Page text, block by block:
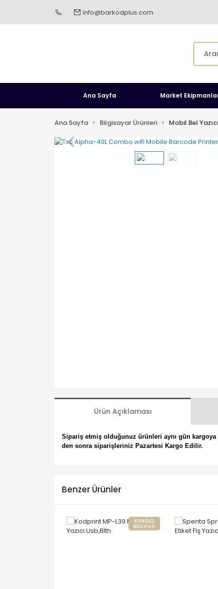
info@barkodplus.com
Ana Sayfa Market
Ana Sayfa Bilgisayar Ürünleri Mobil Bel Yazıcı
Ürün Açıklaması
Sipariş etmiş olduğunuz ürünleri aynı gün
den sonra siparişleriniz Pazartesi Kargo Edilir.
Benzer Ürünler
KARGO
BEDAVA